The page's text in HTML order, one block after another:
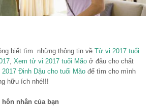
biết tìm những thông tin về Tử vi 2017 tuổi
Xem tử vi 2017 tuổi Mão ở đâu cho chất
Đinh Dậu cho tuổi Mão để tìm cho mình
hữu ích nhé!!!
nhân của bạn